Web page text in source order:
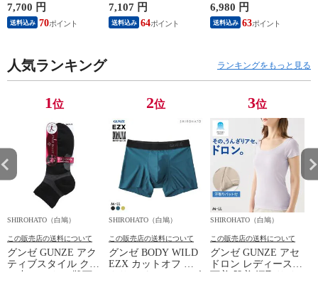
柔流 ノースリーブ
トップス タンクトッ
プ Uネック JAY390
7,700 円
送料込み 70
矯正 骨盤補正 補正
下着 シームレス レ
ディース
7,107 円
送料込み 64
ガードル 骨盤矯正
骨盤補正 補正下着
シームレス レディー
6,980 円
送料込み 63
人気ランキング ランキングをもっと見る
1位
SHIROHATO（白鳩）
この販売店の送料について
グンゼ GUNZE アク
ティブスタイル クル
2位
SHIROHATO（白鳩）
この販売店の送料について
グンゼ BODY WILD
EZX カットオフ ボ
3位
SHIROHATO（白鳩）
この販売店の送料について
グンゼ GUNZE アセ
ドロン レディース